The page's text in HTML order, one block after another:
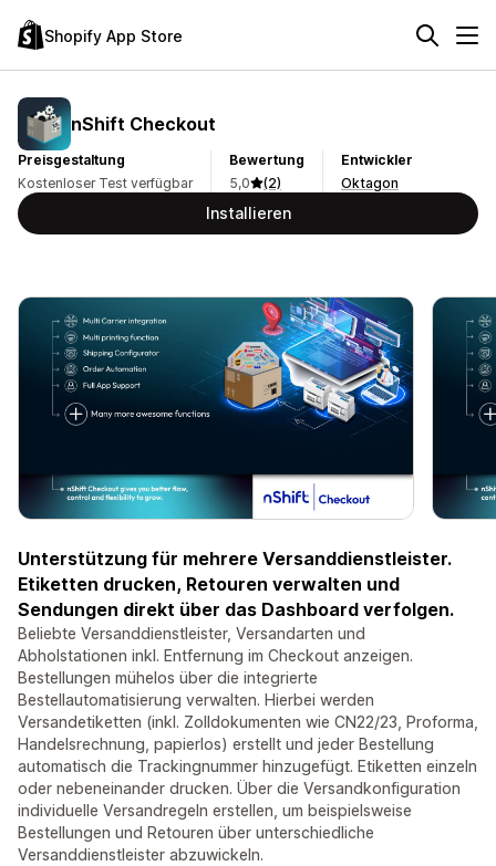
Shopify App Store
nShift Checkout
Preisgestaltung
Kostenloser Test verfügbar
Bewertung
5,0
(2)
Entwickler
Oktagon
Installieren
Unterstützung für mehrere Versanddienstleister.
Etiketten drucken, Retouren verwalten und
Sendungen direkt über das Dashboard verfolgen.
Beliebte Versanddienstleister, Versandarten und
Abholstationen inkl. Entfernung im Checkout anzeigen.
Bestellungen mühelos über die integrierte
Bestellautomatisierung verwalten. Hierbei werden
Versandetiketten (inkl. Zolldokumenten wie CN22/23, Proforma,
Handelsrechnung, papierlos) erstellt und jeder Bestellung
automatisch die Trackingnummer hinzugefügt. Etiketten einzeln
oder nebeneinander drucken. Über die Versandkonfiguration
individuelle Versandregeln erstellen, um beispielsweise
Bestellungen und Retouren über unterschiedliche
Versanddienstleister abzuwickeln.